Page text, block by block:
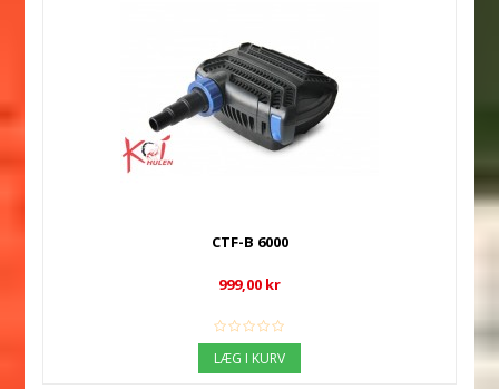
CTF-B 6000
999,00 kr
LÆG I KURV